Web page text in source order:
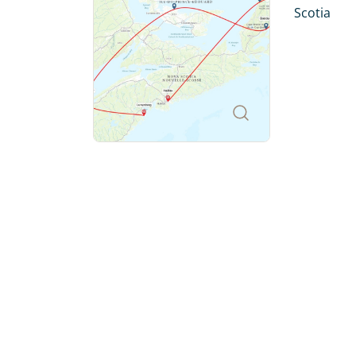
Brunswick und die Bay of Fundy
mit zuweilen etwas verschrobenen aber
Naturwundern Nordamerikas zählenden
Überzeugen Sie sich selbst, und lassen Sie
Ostkanadas!
Scotia